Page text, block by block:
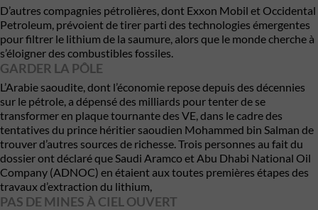
D’autres compagnies pétrolières, dont Exxon Mobil et Occidental
Petroleum, prévoient de tirer parti des technologies émergentes
pour filtrer le lithium de la saumure, alors que le monde cherche à
s’éloigner des combustibles fossiles.
GARDER LA PÔLE
L’Arabie saoudite, dont l’économie repose depuis des décennies
sur le pétrole, a dépensé des milliards pour tenter de se
transformer en plaque tournante des VE, dans le cadre des
tentatives du prince héritier saoudien Mohammed bin Salman de
trouver d’autres sources de richesse. Trois personnes au fait du
dossier ont déclaré que Saudi Aramco et Abu Dhabi National Oil
Company (ADNOC) en étaient aux toutes premières étapes des
travaux d’extraction du lithium,
PAS DE MINES À CIEL OUVERT